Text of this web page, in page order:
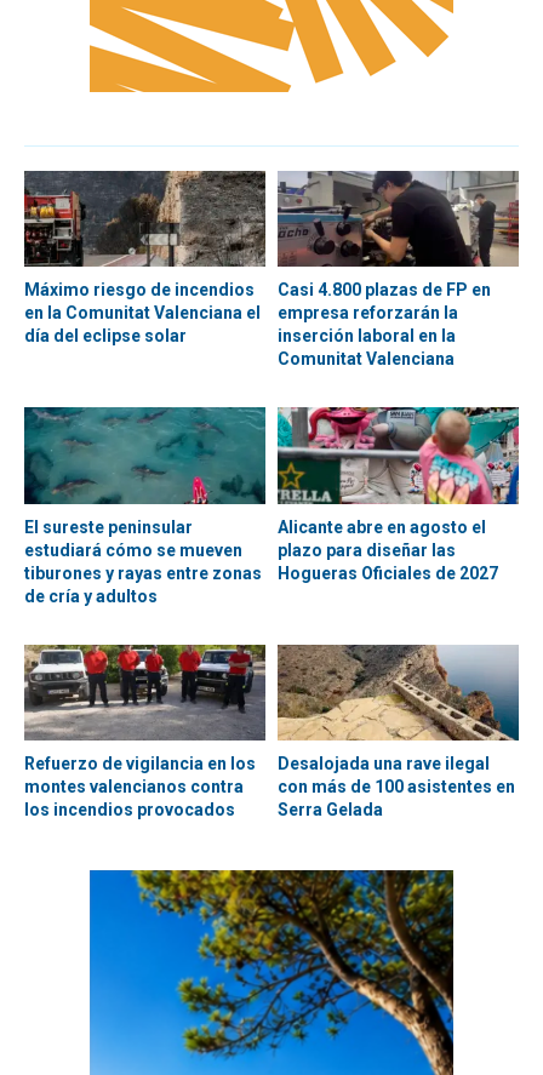
Máximo riesgo de incendios
en la Comunitat Valenciana el
día del eclipse solar
Casi 4.800 plazas de FP en
empresa reforzarán la
inserción laboral en la
Comunitat Valenciana
El sureste peninsular
estudiará cómo se mueven
tiburones y rayas entre zonas
de cría y adultos
Alicante abre en agosto el
plazo para diseñar las
Hogueras Oficiales de 2027
Refuerzo de vigilancia en los
montes valencianos contra
los incendios provocados
Desalojada una rave ilegal
con más de 100 asistentes en
Serra Gelada